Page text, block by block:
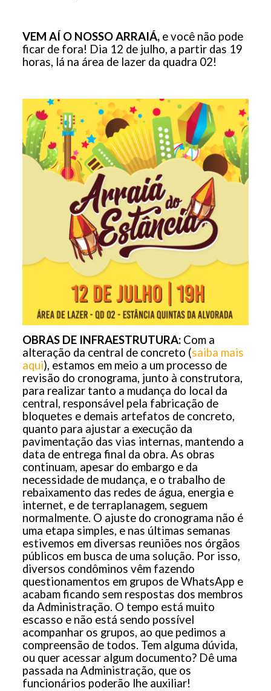
VEM AÍ O NOSSO ARRAIÁ, e você não pode
ficar de fora! Dia 12 de julho, a partir das 19
horas, lá na área de lazer da quadra 02!
OBRAS DE INFRAESTRUTURA:Com a
alteração da central de concreto (saiba mais
aqui), estamos em meio a um processo de
revisão do cronograma, junto à construtora,
para realizar tanto a mudança do local da
central, responsável pela fabricação de
bloquetes e demais artefatos de concreto,
quanto para ajustar a execução da
pavimentação das vias internas, mantendo a
data de entrega final da obra. As obras
continuam, apesar do embargo e da
necessidade de mudança, e o trabalho de
rebaixamento das redes de água, energia e
internet, e de terraplanagem, seguem
normalmente. O ajuste do cronograma não é
uma etapa simples, e nas últimas semanas
estivemos em diversas reuniões nos órgãos
públicos em busca de uma solução. Por isso,
diversos condôminos vêm fazendo
questionamentos em grupos de WhatsApp e
acabam ficando sem respostas dos membros
da Administração. O tempo está muito
escasso e não está sendo possível
acompanhar os grupos, ao que pedimos a
compreensão de todos. Tem alguma dúvida,
ou quer acessar algum documento? Dê uma
passada na Administração, que os
funcionários poderão lhe auxiliar!